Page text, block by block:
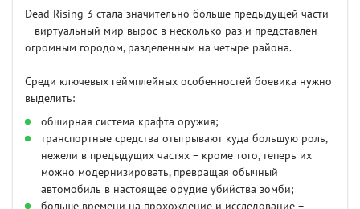
Dead Rising 3 стала значительно больше предыдущей части
– виртуальный мир вырос в несколько раз и представлен
огромным городом, разделенным на четыре района.
Среди ключевых геймплейных особенностей боевика нужно
выделить:
обширная система крафта оружия;
транспортные средства отыгрывают куда большую роль,
нежели в предыдущих частях – кроме того, теперь их
можно модернизировать, превращая обычный
автомобиль в настоящее орудие убийства зомби;